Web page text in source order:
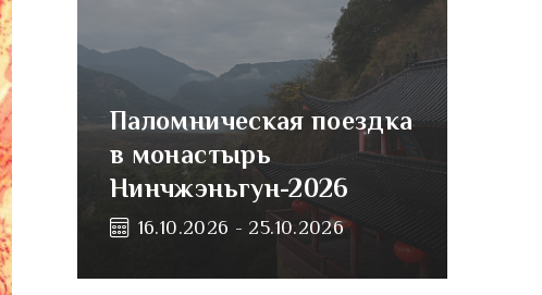
Паломническая поездка
в монастырь
Нинчжэньгун-2026
16.10.2026 - 25.10.2026